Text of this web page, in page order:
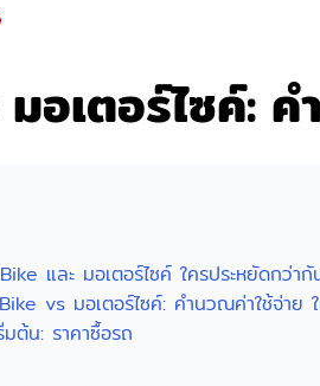
อเตอร์ไซค์:
และ มอเตอร์ไซค์ ใครประหยัดกว่ากั
vs มอเตอร์ไซค์: คำนวณค่าใช้จ่าย
มต้น: ราคาซื้อรถ